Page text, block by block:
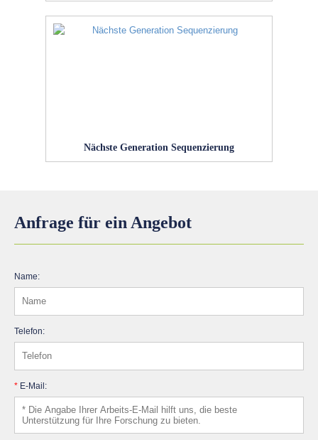
Nächste Generation Sequenzierung
Anfrage für ein Angebot
Name:
Telefon:
* E-Mail: